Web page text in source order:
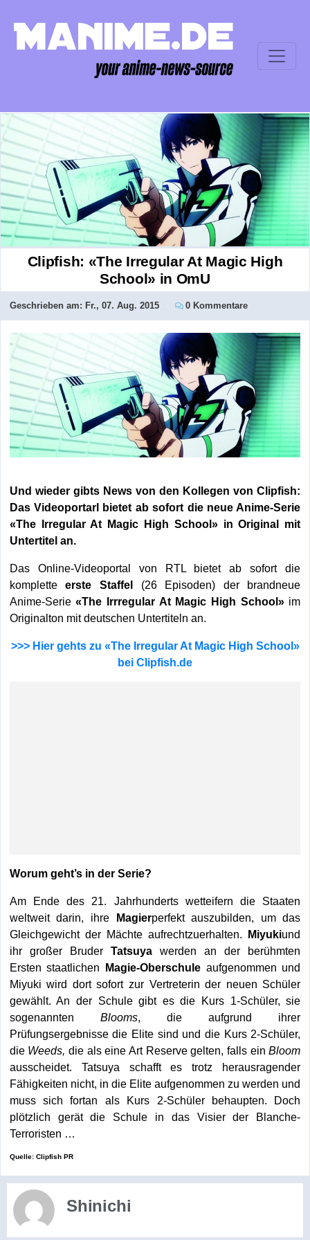
Clipfish: «The Irregular At Magic High
School» in OmU
Geschrieben am: Fr., 07. Aug. 2015 0 Kommentare
Und wieder gibts News von den Kollegen von Clipfish:
Das Videoportarl bietet ab sofort die neue Anime-Serie
«The Irregular At Magic High School» in Original mit
Untertitel an.
Das Online-Videoportal von RTL bietet ab sofort die
kompletteerste Staffel (26 Episoden) der brandneue
Anime-Serie«The Irrregular At Magic High School» im
Originalton mit deutschen Untertiteln an.
>>> Hier gehts zu «The Irregular At Magic High School»
bei Clipfish.de
Worum geht’s in der Serie?
Am Ende des 21. Jahrhunderts wetteifern die Staaten
weltweit darin, ihre
Magierperfekt auszubilden, um das
Gleichgewicht der Mächte aufrechtzuerhalten.
Miyukiund
ihr großer Bruder Tatsuyawerden an der berühmten
Ersten staatlichen
Magie-Oberschule aufgenommen und
Miyuki wird dort sofort zur Vertreterin der neuen Schüler
gewählt. An der Schule gibt es die Kurs 1-Schüler, sie
sogenannten Blooms, die aufgrund ihrer
Prüfungsergebnisse die Elite sind und die Kurs 2-Schüler,
die Weeds, die als eine Art Reserve gelten, falls einBloom
ausscheidet. Tatsuya schafft es trotz herausragender
Fähigkeiten nicht, in die Elite aufgenommen zu werden und
muss sich fortan als Kurs 2-Schüler behaupten. Doch
plötzlich gerät die Schule in das Visier der Blanche-
Terroristen …
Quelle: Clipfish PR
Shinichi